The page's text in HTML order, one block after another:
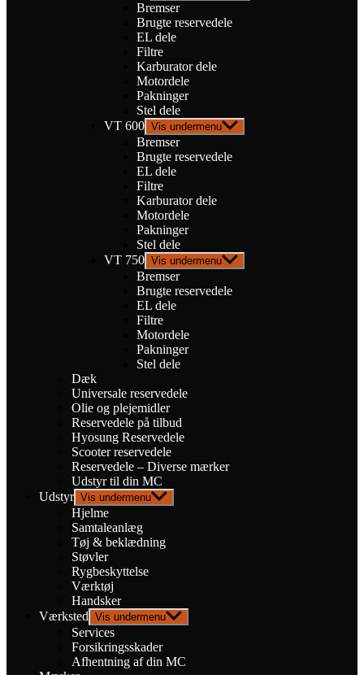
Bremser
Brugte reservedele
EL dele
Filtre
Karburator dele
Motordele
Pakninger
Stel dele
VT 600 Vis undermenu
Bremser
Brugte reservedele
EL dele
Filtre
Karburator dele
Motordele
Pakninger
Stel dele
VT 750 Vis undermenu
Bremser
Brugte reservedele
EL dele
Filtre
Motordele
Pakninger
Stel dele
Dæk
Universale reservedele
Olie og plejemidler
Reservedele på tilbud
Hyosung Reservedele
Scooter reservedele
Reservedele – Diverse mærker
Udstyr til din MC
Udstyr Vis undermenu
Hjelme
Samtaleanlæg
Tøj & beklædning
Støvler
Rygbeskyttelse
Værktøj
Handsker
Værksted Vis undermenu
Services
Forsikringsskader
Afhentning af din MC